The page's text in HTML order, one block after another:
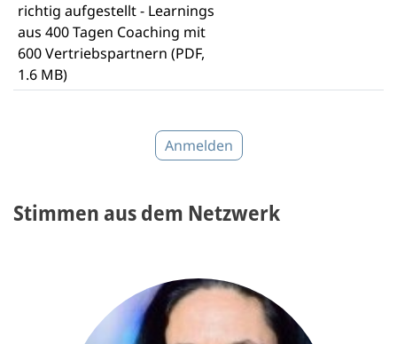
richtig aufgestellt - Learnings
aus 400 Tagen Coaching mit
600 Vertriebspartnern (PDF,
1.6 MB)
Anmelden
Stimmen aus dem Netzwerk